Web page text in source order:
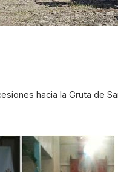
hacia la Gruta de